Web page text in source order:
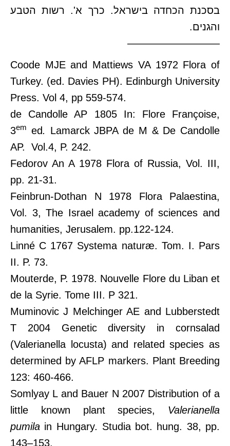
בסכנת הכחדה בישראל. כרך א'. רשות הטבע
והגנים.
—————————
Coode MJE and Mattiews VA 1972 Flora of
Turkey. (ed. Davies PH). Edinburgh University
Press. Vol 4, pp 559-574.
de Candolle AP 1805 In: Flore Françoise,
3em ed. Lamarck JBPA de M & De Candolle
AP.
Vol.4, P. 242.
Fedorov An A 1978 Flora of Russia, Vol. III,
pp. 21-31.
Feinbrun-Dothan N 1978 Flora Palaestina,
Vol. 3, The Israel academy of sciences and
humanities, Jerusalem. pp.122-124.
Linné C 1767 Systema naturæ. Tom. I. Pars
II. P. 73.
Mouterde, P. 1978. Nouvelle Flore du Liban et
de la Syrie. Tome III. P 321.
Muminovic J Melchinger AE and Lubberstedt
T 2004 Genetic diversity in cornsalad
(Valerianella locusta) and related species as
determined by AFLP markers. Plant Breeding
123: 460-466.
Somlyay L and Bauer N 2007 Distribution of a
little known plant species, Valerianella
pumila in Hungary. Studia bot. hung. 38, pp.
143–153.